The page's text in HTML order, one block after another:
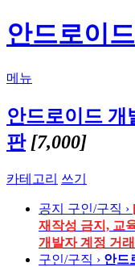
안드로이
메뉴
안드로이드 개
판 [7,000]
카테고리 쓰기
공지 구인/구직 ›
재작성 금지, 교
개발자 계정 거래
구인/구직 › 안드